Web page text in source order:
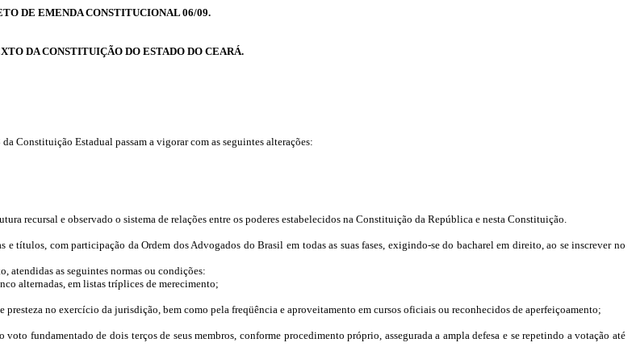
DE EMENDA CONSTITUCIONAL 06/09.
DA CONSTITUIÇÃO DO ESTADO DO CEARÁ.
Constituição Estadual passam a vigorar com as seguintes alterações:
recursal e observado o sistema de relações entre os poderes estabelecidos na Constituição da República e nesta Constituição.
títulos, com participação da Ordem dos Advogados do Brasil em todas as suas fases, exigindo-se do bacharel em direito, ao se inscrever no
atendidas as seguintes normas ou condições:
alternadas, em listas tríplices de merecimento;
no exercício da jurisdição, bem como pela freqüência e aproveitamento em cursos oficiais ou reconhecidos de aperfeiçoamento;
fundamentado de dois terços de seus membros, conforme procedimento próprio, assegurada a ampla defesa e se repetindo a votação até